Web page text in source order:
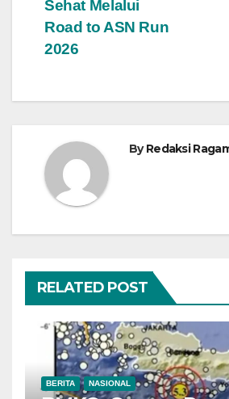
Sehat Melalui
Road to ASN Run
2026
ByRedaksi
RELATED POST
BERITA NASIONAL